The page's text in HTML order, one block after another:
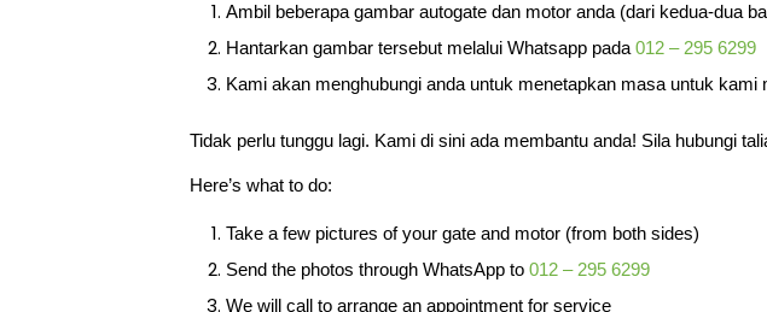
Ambil beberapa gambar autogate dan motor anda (dari kedua-dua
Hantarkan gambar tersebut melalui Whatsapp pada 012 – 295 6299
Kami akan menghubungi anda untuk menetapkan masa untuk kami
Tidak perlu tunggu lagi. Kami di sini ada membantu anda! Sila hubungi
Here’s what to do:
Take a few pictures of your gate and motor (from both sides)
Send the photos through WhatsApp to 012 – 295 6299
We will call to arrange an appointment for service